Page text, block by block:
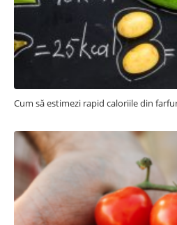
Cum să estimezi rapid caloriile din